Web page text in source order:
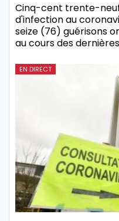
Cinq-cent trente-
d'infection au
seize (76) guérisons
au cours des
EN DIRECT